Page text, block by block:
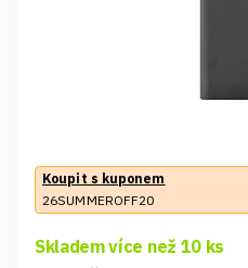
Koupit s kuponem
26SUMMEROFF20
Skladem více než 10 ks